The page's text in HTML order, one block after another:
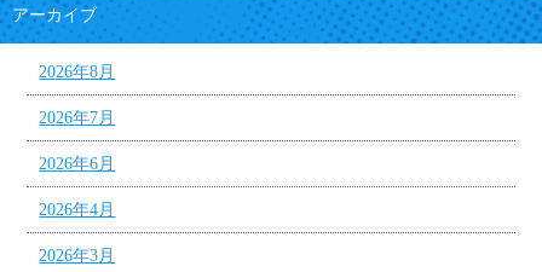
アーカイブ
2026年8月
2026年7月
2026年6月
2026年4月
2026年3月